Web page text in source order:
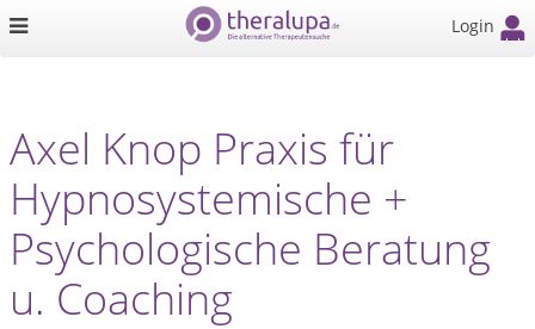
Login
Axel Knop Praxis für
Hypnosystemische +
Psychologische Beratung
u. Coaching